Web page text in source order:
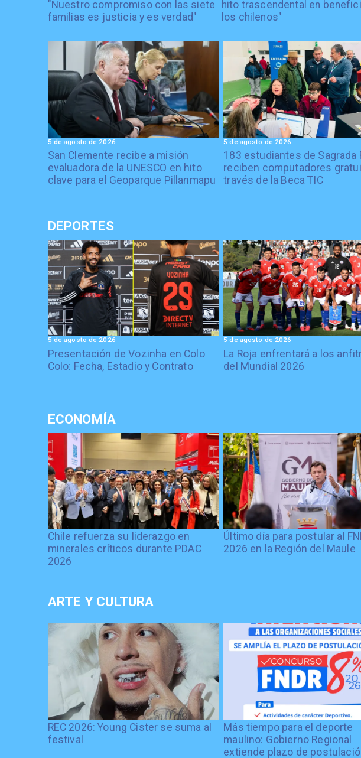
"Nuestro compromiso con las siete
familias es justicia y es verdad"
hito trascendental en
los chilenos"
San Clemente recibe a misión
evaluadora de la UNESCO en hito
clave para el Geoparque Pillanmapu
5 de agosto de 2026
183 estudiantes de Sagrada
reciben computadores
través de la Beca TIC
5 de agosto de 2026
DEPORTES
Presentación de Vozinha en Colo
Colo: Fecha, Estadio y Contrato
5 de agosto de 2026
La Roja enfrentará a los
del Mundial 2026
5 de agosto de 2026
ECONOMÍA
Chile refuerza su liderazgo en
minerales críticos durante PDAC
2026
Último día para postular al
2026 en la Región del Maule
ARTE Y CULTURA
REC 2026: Young Cister se suma al
festival
Más tiempo para el deporte
maulino: Gobierno Regional
extiende plazo de